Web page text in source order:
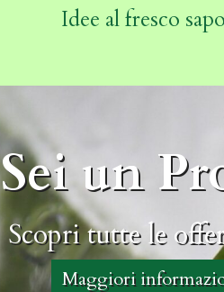
Idee al fresco
Sei un
Scopri tutte le
Maggiori